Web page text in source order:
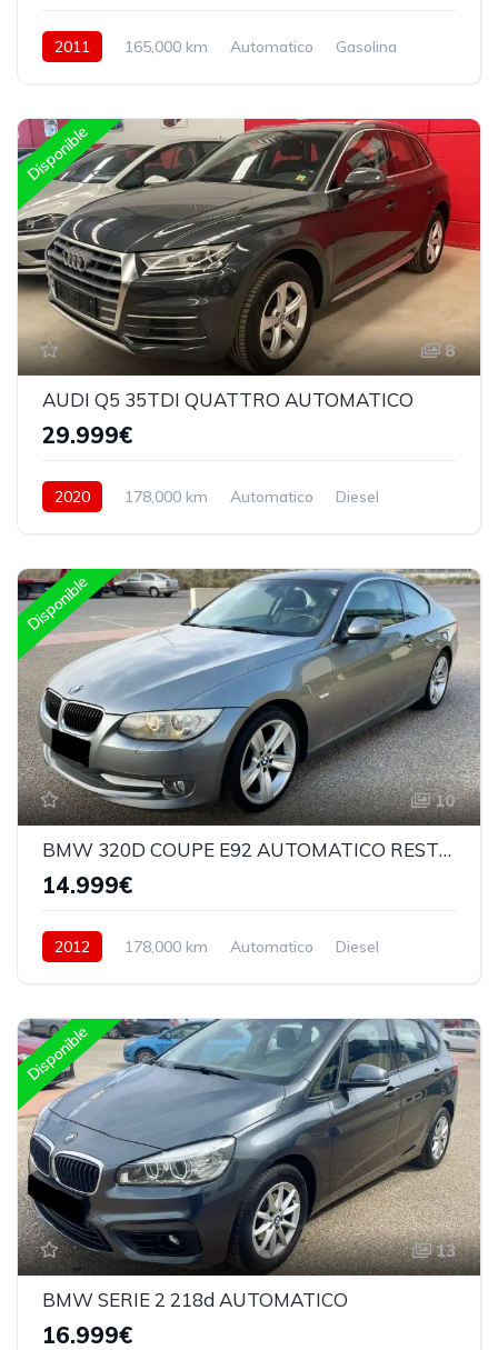
2011 165,000 km Automatico
Gasolina
Disponible
8
AUDI Q5 35TDI QUATTRO AUTOMATICO
29.999€
2020 178,000 km Automatico
Diesel
Disponible
10
BMW 320D COUPE E92 AUTOMATICO RESTYLING
14.999€
2012 178,000 km Automatico
Diesel
Disponible
13
BMW SERIE 2 218d AUTOMATICO
16.999€